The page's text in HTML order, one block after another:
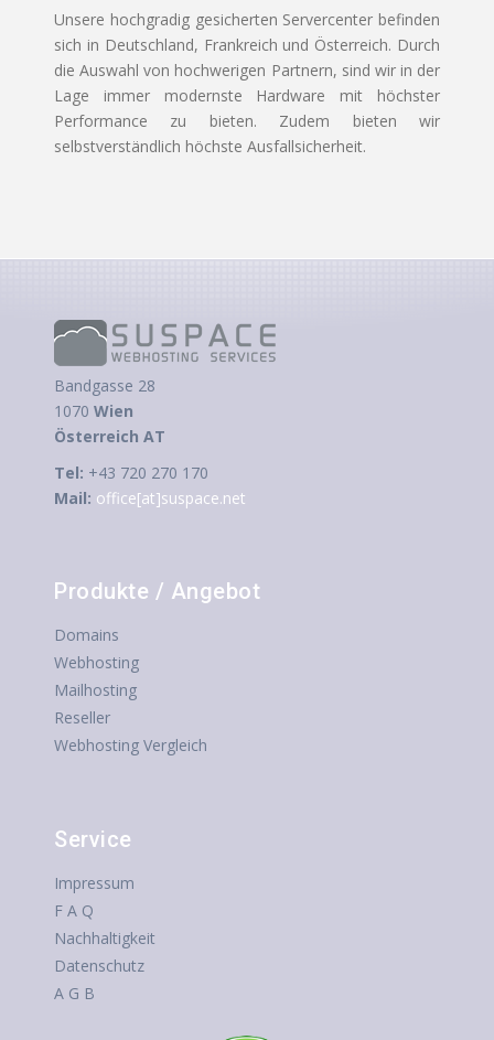
Unsere hochgradig gesicherten Servercenter befinden
sich in Deutschland, Frankreich und Österreich. Durch
die Auswahl von hochwerigen Partnern, sind wir in der
Lage immer modernste Hardware mit höchster
Performance zu bieten. Zudem bieten wir
selbstverständlich höchste Ausfallsicherheit.
Bandgasse 28
1070 Wien
Österreich AT
Tel: +43 720 270 170
Mail: office[at]suspace.net
Produkte / Angebot
Domains
Webhosting
Mailhosting
Reseller
Webhosting Vergleich
Service
Impressum
F A Q
Nachhaltigkeit
Datenschutz
A G B